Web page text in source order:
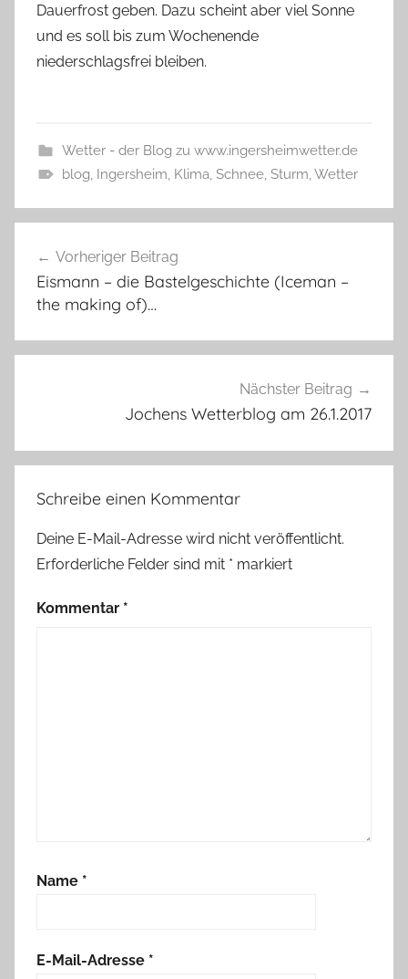
Dauerfrost geben. Dazu scheint aber viel Sonne
und es soll bis zum Wochenende
niederschlagsfrei bleiben.
Wetter - der Blog zu www.ingersheimwetter.de
blog Ingersheim Klima Schnee, Sturm Wetter
Vorheriger Beitrag
Eismann – die Bastelgeschichte (Iceman –
the making of)…
Nächster Beitrag
Jochens Wetterblog am 26.1.2017
Schreibe einen Kommentar
Deine E-Mail-Adresse wird nicht veröffentlicht.
Erforderliche Felder sind mit * markiert
Kommentar *
Name *
E-Mail-Adresse *